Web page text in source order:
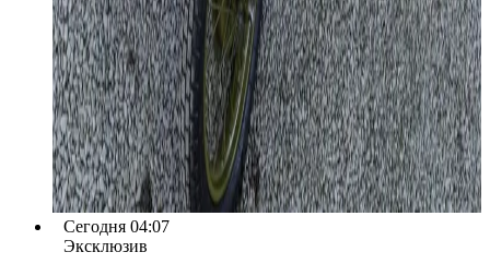
Сегодня 04:07
Эксклюзив